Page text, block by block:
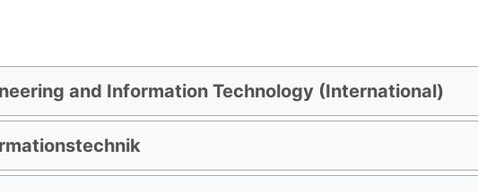
and Information Technology (International)